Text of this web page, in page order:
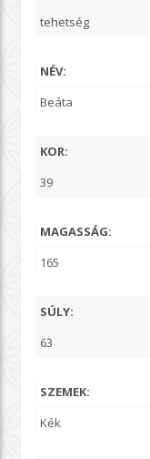
tehetség
NÉV:
Beáta
KOR:
39
MAGASSÁG:
165
SÚLY:
63
SZEMEK:
Kék